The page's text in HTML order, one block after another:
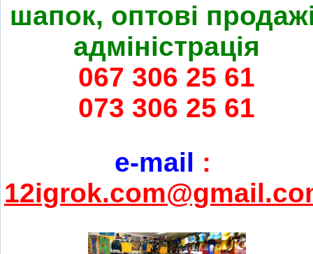
шапок, оптові
адміністрація
067 306 25 61
073 306 25 61
e-mail :